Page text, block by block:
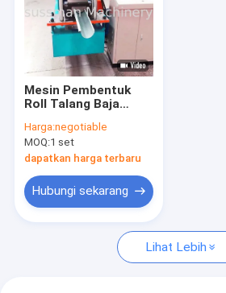
Mesin Pembentuk
Roll Talang Baja
Ketebalan 0.4-0.7mm
Harga:negotiable
MOQ:1 set
dapatkan harga terbaru
Hubungi sekarang
Lihat Lebih